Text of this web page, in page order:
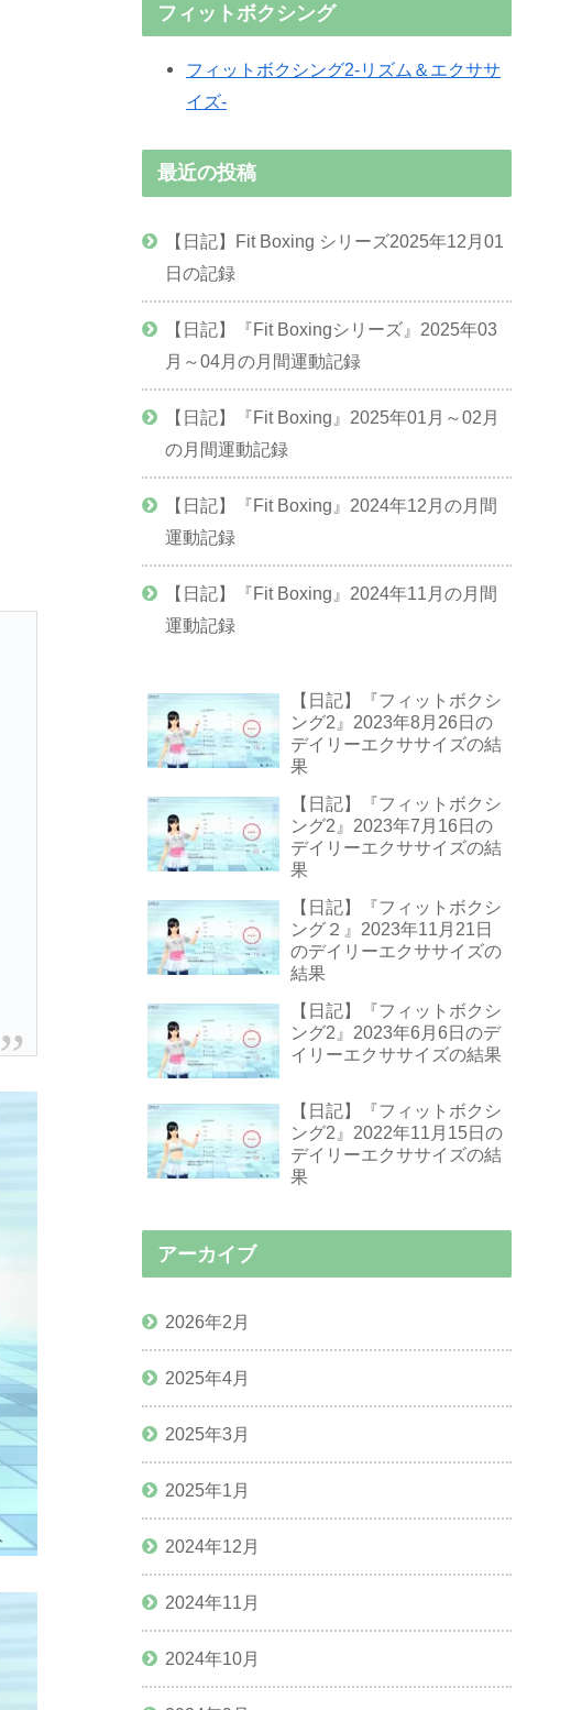
フィットボクシング
フィットボクシング2-リズム＆エクササ
イズ-
最近の投稿
【日記】Fit Boxing シリーズ2025年12月01
日の記録
【日記】『Fit Boxingシリーズ』2025年03
月～04月の月間運動記録
【日記】『Fit Boxing』2025年01月～02月
の月間運動記録
【日記】『Fit Boxing』2024年12月の月間
運動記録
【日記】『Fit Boxing』2024年11月の月間
運動記録
【日記】『フィットボクシ
ング2』2023年8月26日の
デイリーエクササイズの結
果
【日記】『フィットボクシ
ング2』2023年7月16日の
デイリーエクササイズの結
果
【日記】『フィットボクシ
ング２』2023年11月21日
のデイリーエクササイズの
結果
【日記】『フィットボクシ
ング2』2023年6月6日のデ
イリーエクササイズの結果
【日記】『フィットボクシ
ング2』2022年11月15日の
デイリーエクササイズの結
果
アーカイブ
2026年2月
2025年4月
2025年3月
2025年1月
2024年12月
2024年11月
2024年10月